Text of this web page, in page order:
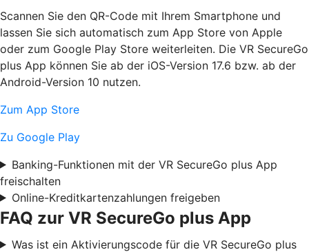
Scannen Sie den QR-Code mit Ihrem Smartphone und
lassen Sie sich automatisch zum App Store von Apple
oder zum Google Play Store weiterleiten. Die VR SecureGo
plus App können Sie ab der iOS-Version 17.6 bzw. ab der
Android-Version 10 nutzen.
Zum App Store
Zu Google Play
Banking-Funktionen mit der VR SecureGo plus App
freischalten
Online-Kreditkartenzahlungen freigeben
FAQ zur VR SecureGo plus App
Was ist ein Aktivierungscode für die VR SecureGo plus